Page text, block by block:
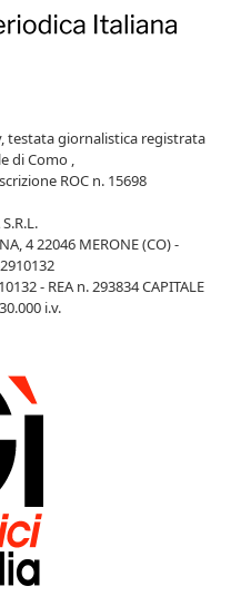
testata giornalistica registrata
di Como ,
ROC n. 15698
4 22046 MERONE (CO) -
- REA n. 293834 CAPITALE
i.v.